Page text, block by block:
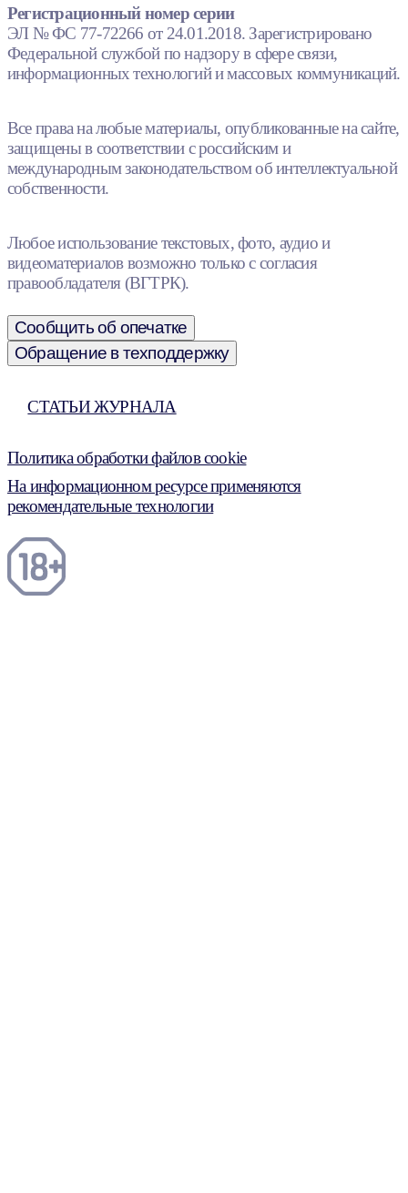
Регистрационный номер серии
ЭЛ № ФС 77-72266 от 24.01.2018. Зарегистрировано
Федеральной службой по надзору в сфере связи,
информационных технологий и массовых коммуникаций.
Все права на любые материалы, опубликованные на сайте,
защищены в соответствии с российским и
международным законодательством об интеллектуальной
собственности.
Любое использование текстовых, фото, аудио и
видеоматериалов возможно только с согласия
правообладателя (ВГТРК).
Сообщить об опечатке
Обращение в техподдержку
СТАТЬИ ЖУРНАЛА
Политика обработки файлов cookie
На информационном ресурсе применяются
рекомендательные технологии